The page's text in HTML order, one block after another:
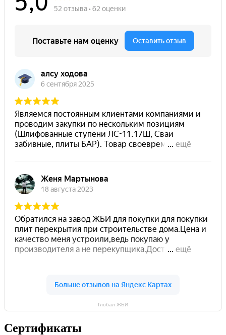
Глобал ЖБИ
Сертификаты